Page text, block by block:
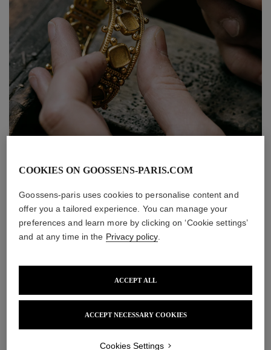
Notre atelier œuvre depuis le site du 19M, un lieu qui rassemble les Métiers d’art réunis par
Un savoir-faire au
et de la décoration
Robert Goossens devient rapidement l’orfèvre privilégié des
COOKIES ON GOOSSENS-PARIS.COM
Goossens-paris uses cookies to personalise content and
offer you a tailored experience. You can manage your
preferences and learn more by clicking on ‘Cookie settings’
and at any time in the Privacy policy.
ACCEPT NECESSARY COOKIES
ACCEPT ALL
Cookies Settings